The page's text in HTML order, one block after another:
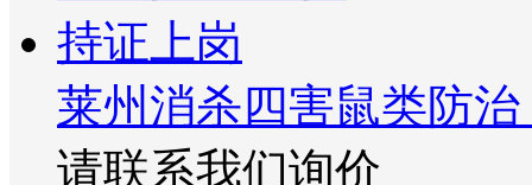
莱州消杀四害鼠类防
请联系我们询价